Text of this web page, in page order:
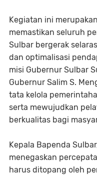
Kegiatan ini
memastikan seluruh
Sulbar bergerak
dan optimalisasi
misi Gubernur Sulbar
Gubernur Salim S.
tata kelola
serta mewujudkan
berkualitas bagi
Kepala Bapenda
menegaskan
harus ditopang oleh